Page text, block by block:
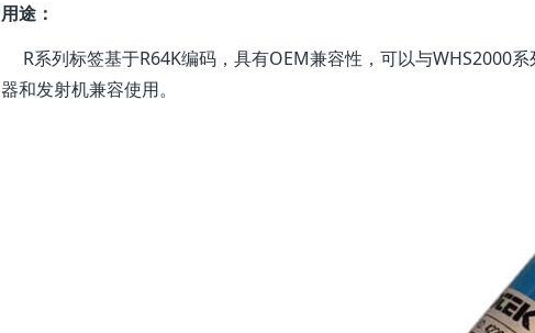
用途：
R系列标签基于R64K编码，具有OEM兼容性，可以与WHS2000
器和发射机兼容使用。